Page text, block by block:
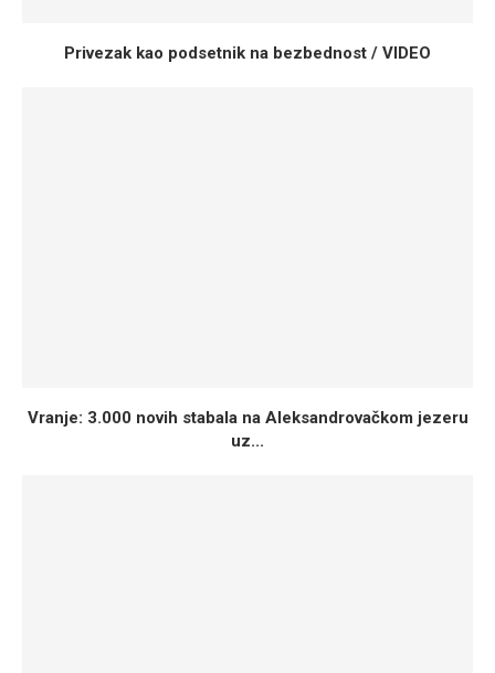
Privezak kao podsetnik na bezbednost / VIDEO
Vranje: 3.000 novih stabala na Aleksandrovačkom jezeru
uz...